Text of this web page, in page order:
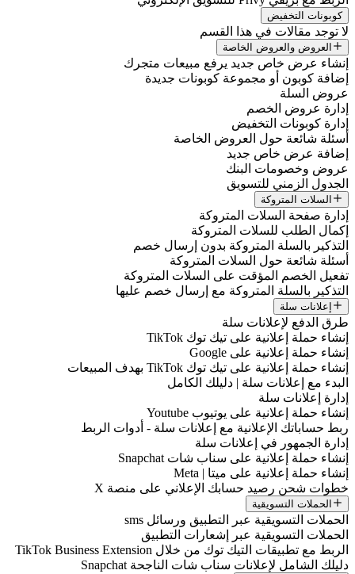
كوبونات التخفيض
لا توجد مقالات في هذا القسم
العروض والعروض الخاصة
إنشاء عرض خاص جديد يرفع مبيعات متجرك
إضافة كوبون أو مجموعة كوبونات جديدة
عروض السلة
إدارة عروض الخصم
إدارة كوبونات التخفيض
أسئلة شائعة حول العروض الخاصة
إضافة عرض خاص جديد
عروض وخصومات البنك
الجدول الزمني للتسويق
السلات المتروكة
إدارة صفحة السلات المتروكة
إكمال الطلب للسلات المتروكة
التذكير بالسلة المتروكة بدون إرسال خصم
أسئلة شائعة حول السلات المتروكة
تفعيل الخصم المؤقت على السلات المتروكة
التذكير بالسلة المتروكة مع إرسال خصم عليها
إعلانات سلة
طرق الدفع لإعلانات سلة
إنشاء حملة إعلانية على تيك توك TikTok
إنشاء حملة إعلانية على Google
إنشاء حملة إعلانية على تيك توك TikTok بهدف المبيعات
البدء مع إعلانات سلة | دليلك الكامل
إدارة إعلانات سلة
إنشاء حملة إعلانية على يوتيوب Youtube
ربط حساباتك الإعلانية مع إعلانات سلة - أدوات الربط
إدارة الجمهور في إعلانات سلة
إنشاء حملة إعلانية على سناب شات Snapchat
إنشاء حملة إعلانية على ميتا | Meta
خطوات شحن رصيد حسابك الإعلاني على منصة X
الحملات التسويقية
الحملات التسويقية عبر التطبيق ورسائل sms
الحملات التسويقية عبر إشعارات التطبيق
الربط مع تطبيقات التيك توك من خلال TikTok Business Extension
دليلك الشامل لإعلانات سناب شات الناجحة Snapchat